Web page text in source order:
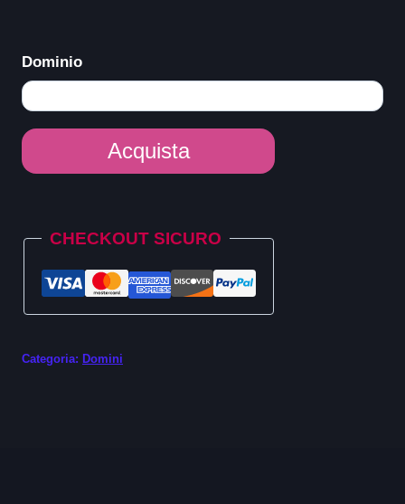
Dominio
Dominio
.online
Acquista
CHECKOUT SICURO
Categoria: Domini